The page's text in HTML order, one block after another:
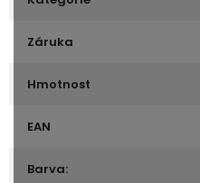
Záruka
Hmotnost
EAN
Barva: